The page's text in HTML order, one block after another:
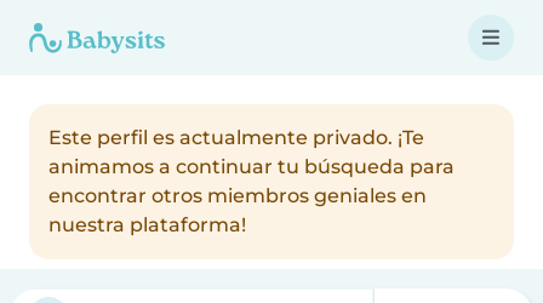
Este perfil es actualmente privado. ¡Te
animamos a continuar tu búsqueda para
encontrar otros miembros geniales en
nuestra plataforma!